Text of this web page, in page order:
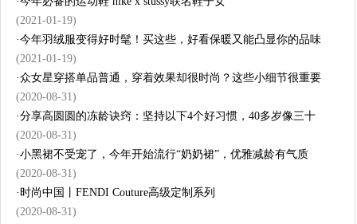
(2021-01-19)
·今年羽绒服变得好时髦！买这些，好看保暖又能凸显你的品味
(2021-01-19)
·众女星穿搭单品普通，穿着效果却很时尚？这些小细节很重要
(2020-08-31)
·分享高圆圆的冻龄诀窍：坚持以下4个好习惯，40多岁像三十
(2020-08-31)
·小黑裙不受宠了，今年开始流行“奶奶裙”，优雅减龄有气质
(2020-08-31)
· 时尚中国丨FENDI Couture高级定制系列
(2020-08-31)